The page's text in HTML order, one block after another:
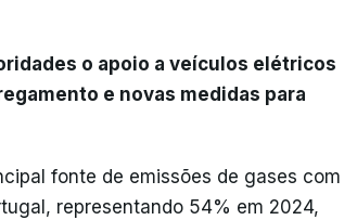
o apoio a veículos elétricos
e novas medidas para
fonte de emissões de gases com
representando 54% em 2024,